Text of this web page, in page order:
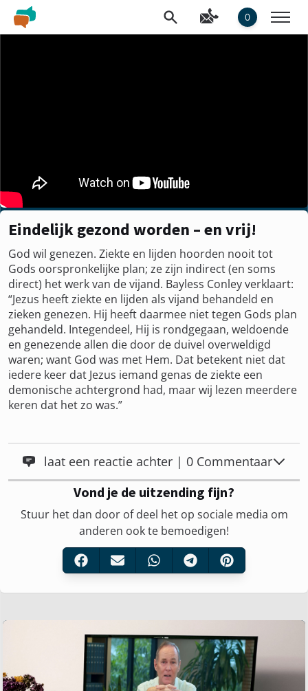
0
Eindelijk gezond worden – en vrij!
God wil genezen. Ziekte en lijden hoorden nooit tot
Gods oorspronkelijke plan; ze zijn indirect (en soms
direct) het werk van de vijand. Bayless Conley verklaart:
“Jezus heeft ziekte en lijden als vijand behandeld en
zieken genezen. Hij heeft daarmee niet tegen Gods plan
gehandeld. Integendeel, Hij is rondgegaan, weldoende
en genezende allen die door de duivel overweldigd
waren; want God was met Hem. Dat betekent niet dat
iedere keer dat Jezus iemand genas de ziekte een
demonische achtergrond had, maar wij lezen meerdere
keren dat het zo was.”
laat een reactie achter | 0 Commentaar
Vond je de uitzending fijn?
Stuur het dan door of deel het op sociale media om
anderen ook te bemoedigen!